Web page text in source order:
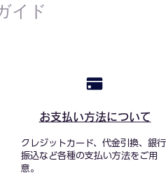
イド
お支払い方法について
クレジットカード、代金引換、銀行
振込など各種の支払い方法をご用
意。